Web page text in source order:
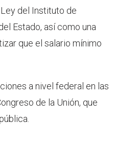
del Instituto de
Estado, así como una
que el salario mínimo
a nivel federal en las
de la Unión, que